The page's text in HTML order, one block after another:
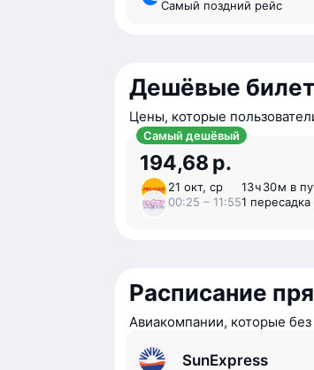
Самый поздний рейс
Дешёвые
Цены, которые
Самый дешёвый
194,68 р.
21 окт, ср
00:25 – 11:55
13 ⁠ч 30 ⁠м в
1 пересадка
Расписание
Авиакомпании, которые
SunExpress